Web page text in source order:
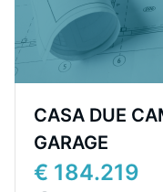
CASA DUE
GARAGE
€ 184.219